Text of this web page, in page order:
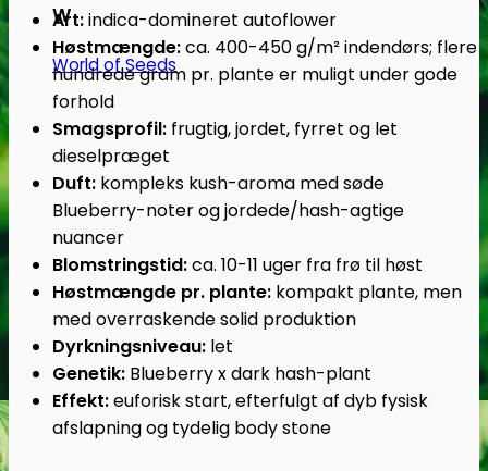
W
World of Seeds
Art:indica-domineret autoflower
Høstmængde:ca. 400-450 g/m² indendørs; flere
hundrede gram pr. plante er muligt under gode
forhold
Smagsprofil: frugtig, jordet, fyrret og let
dieselpræget
Duft: kompleks kush-aroma med søde
Blueberry-noter og jordede/hash-agtige
nuancer
Blomstringstid:ca. 10-11 uger fra frø til høst
Høstmængde pr. plante: kompakt plante, men
med overraskende solid produktion
Dyrkningsniveau: let
Genetik: Blueberry x dark hash-plant
Effekt:euforisk start, efterfulgt af dyb fysisk
afslapning og tydelig body stone